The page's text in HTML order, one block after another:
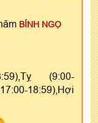
năm BÍNH NGỌ
(9:00-
18:59),Hợi